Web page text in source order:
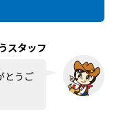
スタッフ
とうご